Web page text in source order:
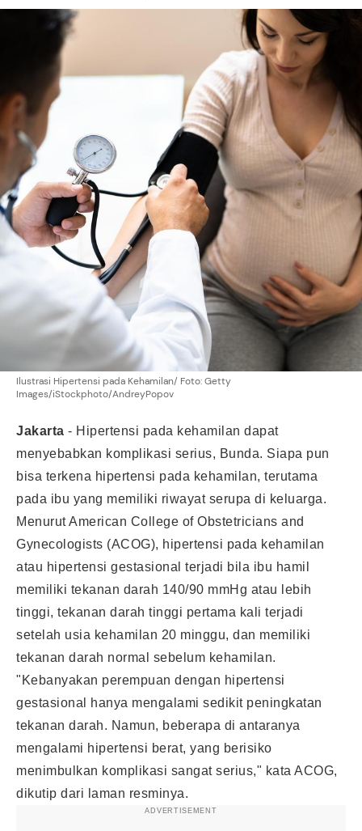
Ilustrasi Hipertensi pada Kehamilan/ Foto: Getty
Images/iStockphoto/AndreyPopov
Jakarta - Hipertensi pada kehamilan dapat
menyebabkan komplikasi serius, Bunda. Siapa pun
bisa terkena hipertensi pada kehamilan, terutama
pada ibu yang memiliki riwayat serupa di keluarga.
Menurut American College of Obstetricians and
Gynecologists (ACOG), hipertensi pada kehamilan
atau hipertensi gestasional terjadi bila ibu hamil
memiliki tekanan darah 140/90 mmHg atau lebih
tinggi, tekanan darah tinggi pertama kali terjadi
setelah usia kehamilan 20 minggu, dan memiliki
tekanan darah normal sebelum kehamilan.
"Kebanyakan perempuan dengan hipertensi
gestasional hanya mengalami sedikit peningkatan
tekanan darah. Namun, beberapa di antaranya
mengalami hipertensi berat, yang berisiko
menimbulkan komplikasi sangat serius," kata ACOG,
dikutip dari laman resminya.
ADVERTISEMENT